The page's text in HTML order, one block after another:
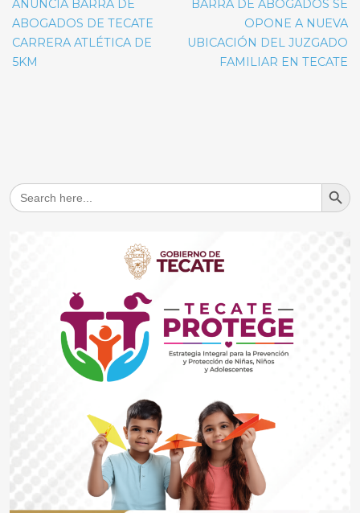
entradas
ANUNCIA BARRA DE
ABOGADOS DE TECATE
CARRERA ATLÉTICA DE
5KM
BARRA DE ABOGADOS SE
OPONE A NUEVA
UBICACIÓN DEL JUZGADO
FAMILIAR EN TECATE
Search
for:
Search